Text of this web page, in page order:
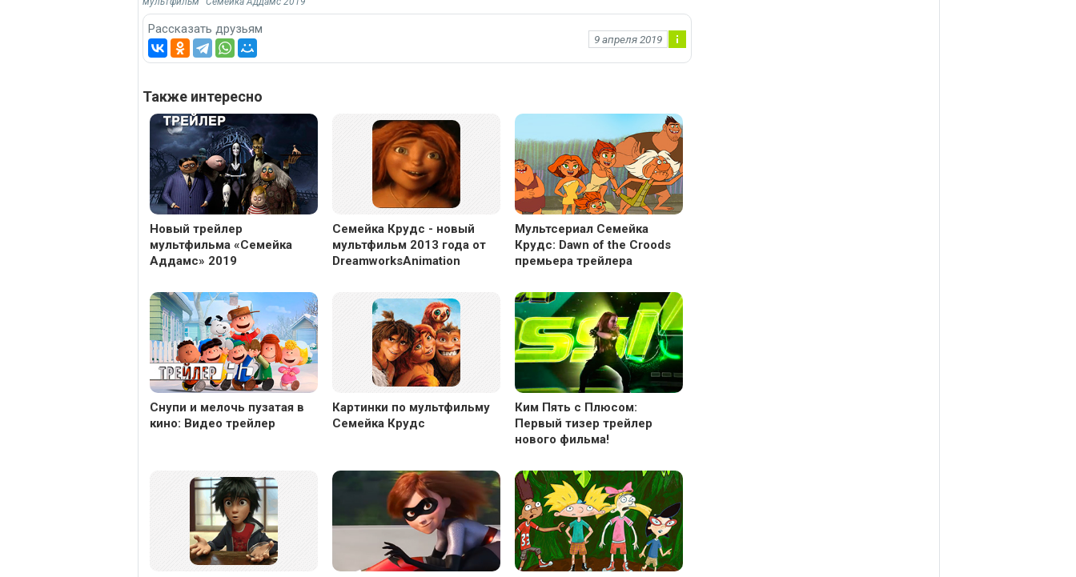
Рассказать друзьям
ия
к
но
во
ст
и
9 апреля 2019
Также интересно
Новый трейлер
мультфильма «Семейка
Аддамс» 2019
Семейка Крудс - новый
мультфильм 2013 года от
DreamworksAnimation
Мультсериал Семейка
Крудс: Dawn of the Croods
премьера трейлера
Снупи и мелочь пузатая в
кино: Видео трейлер
Картинки по мультфильму
Семейка Крудс
Ким Пять с Плюсом:
Первый тизер трейлер
нового фильма!